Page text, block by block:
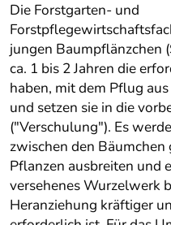
Die Forstgarten- und
jungen Baumpflänzchen
ca. 1 bis 2 Jahren die
haben, mit dem Pflug
und setzen sie in die
("Verschulung"). Es
zwischen den Bäumchen
Pflanzen ausbreiten und
versehenes Wurzelwerk
Heranziehung kräftiger